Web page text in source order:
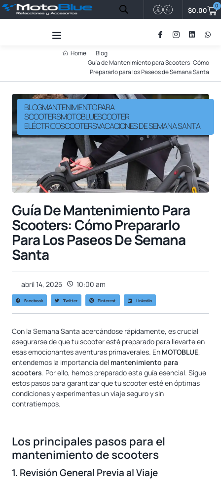
$0.00
0
Home
Blog
Guía de Mantenimiento para Scooters: Cómo
Prepararlo para los Paseos de Semana Santa
BLOGMANTENIMIENTO PARA
SCOOTERSMOTOBLUESCOOTER
ELÉCTRICOSCOOTERSVACACIONES DE SEMANA SANTA
Guía De Mantenimiento Para
Scooters: Cómo Prepararlo
Para Los Paseos De Semana
Santa
abril 14, 2025 10:00 am
Facebook Twitter Pinterest LinkedIn
Con la Semana Santa acercándose rápidamente, es crucial
asegurarse de que tu scooter esté preparado para llevarte en
esas emocionantes aventuras primaverales. En MOTOBLUE,
entendemos la importancia del mantenimiento para
scooters. Por ello, hemos preparado esta guía esencial. Sigue
estos pasos para garantizar que tu scooter esté en óptimas
condiciones y experimentes un viaje seguro y sin
contratiempos.
Los principales pasos para el
mantenimiento de scooters
1. Revisión General Previa al Viaje